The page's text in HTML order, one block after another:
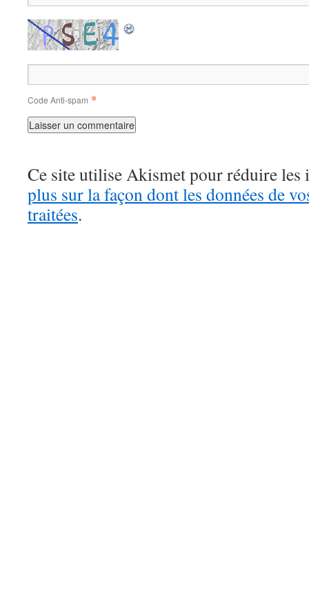
Code Anti-spam *
Ce site utilise Akismet pour réduire les
plus sur la façon dont les données de
traitées.